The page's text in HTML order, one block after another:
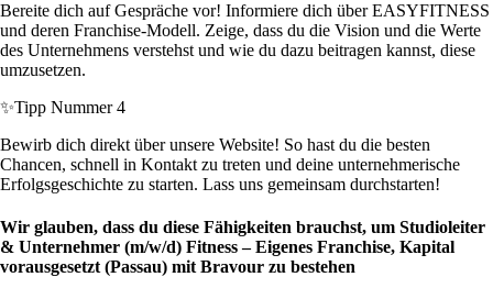
Bereite dich auf Gespräche vor! Informiere dich über EASYFITNESS
und deren Franchise-Modell. Zeige, dass du die Vision und die Werte
des Unternehmens verstehst und wie du dazu beitragen kannst, diese
umzusetzen.
✨Tipp Nummer 4
Bewirb dich direkt über unsere Website! So hast du die besten
Chancen, schnell in Kontakt zu treten und deine unternehmerische
Erfolgsgeschichte zu starten. Lass uns gemeinsam durchstarten!
Wir glauben, dass du diese Fähigkeiten brauchst, um Studioleiter
& Unternehmer (m/w/d) Fitness – Eigenes Franchise, Kapital
vorausgesetzt (Passau) mit Bravour zu bestehen